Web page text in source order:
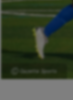
Ⓒ Gazette Sports